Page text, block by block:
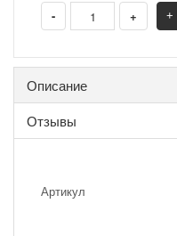
- + +
Описание
Отзывы
Артикул